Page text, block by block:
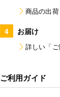
商品の出
4 お届け
詳しい「
ご利用ガイド